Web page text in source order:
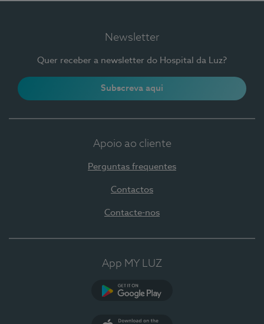
Newsletter
Quer receber a newsletter do Hospital da Luz?
Subscreva aqui
Apoio ao cliente
Perguntas frequentes
Contactos
Contacte-nos
App MY LUZ